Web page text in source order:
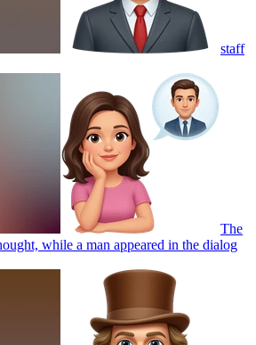
staff
The
while a man appeared in the dialog